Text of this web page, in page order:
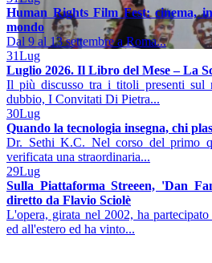
Human Rights Film Fest: cinema,
mondo
Dal 9 al 13 settembre a Roma...
31Lug
Luglio 2026. Il Libro del Mese – La
Il più discusso tra i titoli presenti sul
dubbio, I Convitati Di Pietra...
30Lug
Quando la tecnologia insegna, chi
Dr. Sethi K.C. Nel corso del primo
verificata una straordinaria...
29Lug
Sulla Piattaforma Streeen, 'Dan
diretto da Flavio Sciolè
L'opera, girata nel 2002, ha
ed all'estero ed ha vinto...